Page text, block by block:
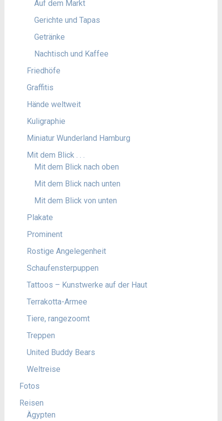
Auf dem Markt
Gerichte und Tapas
Getränke
Nachtisch und Kaffee
Friedhöfe
Graffitis
Hände weltweit
Kuligraphie
Miniatur Wunderland Hamburg
Mit dem Blick . . .
Mit dem Blick nach oben
Mit dem Blick nach unten
Mit dem Blick von unten
Plakate
Prominent
Rostige Angelegenheit
Schaufensterpuppen
Tattoos – Kunstwerke auf der Haut
Terrakotta-Armee
Tiere, rangezoomt
Treppen
United Buddy Bears
Weltreise
Fotos
Reisen
Ägypten